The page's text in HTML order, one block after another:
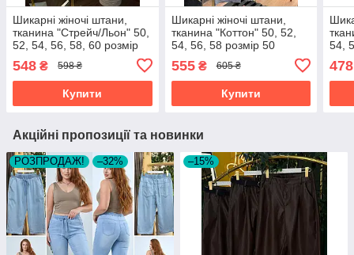
Шикарні жіночі штани,
тканина "Стрейч/Льон" 50,
52, 54, 56, 58, 60 розмір
548 ₴ 598 ₴
Купити
Шикарні жіночі штани,
тканина "Коттон" 50, 52,
54, 56, 58 розмір 50
555₴ 605 ₴
Купити
54,
478
Акційні пропозиції та новинки
РОЗПРОДАЖ! –32% –15%